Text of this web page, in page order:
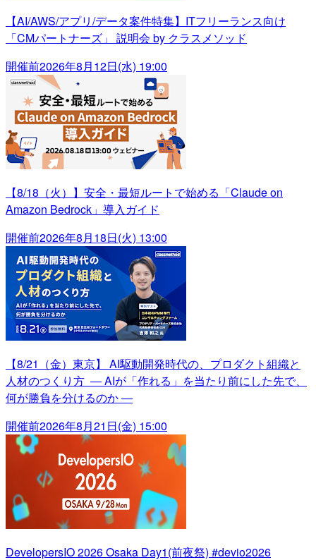
【AI/AWS/アプリ/データ案件特集】ITフリーランス向け
「CMパートナーズ」 説明会 by クラスメソッド
開催前2026年8月12日(水) 19:00
【8/18（火）】安全・最短ルートで始める「Claude on
Amazon Bedrock」導入ガイド
開催前2026年8月18日(火) 13:00
【8/21（金）東京】 AI駆動開発時代の、プロダクト組織と
人材のつくり方 ― AIが「作れる」を当たり前にした先で、
何が勝負を分けるのか ―
開催前2026年8月21日(金) 15:00
DevelopersIO 2026 Osaka Day1(前夜祭) #devio2026